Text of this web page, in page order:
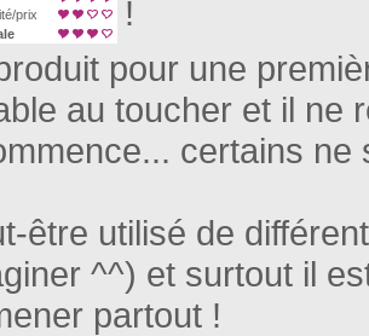
prix
!
pour une
au toucher et il ne
certains ne
être utilisé de
^^) et surtout il
partout !